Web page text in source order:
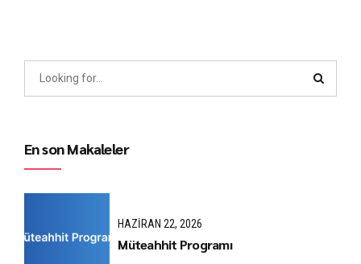
En son Makaleler
HAZIRAN 22, 2026
Müteahhit Programı